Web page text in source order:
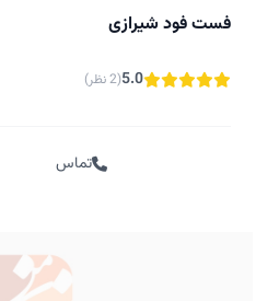
فست فود شیرازی
5.0(2 نظر)
تماس